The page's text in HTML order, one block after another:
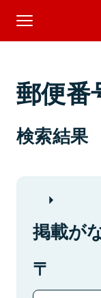
郵便番
検索結果
掲載が